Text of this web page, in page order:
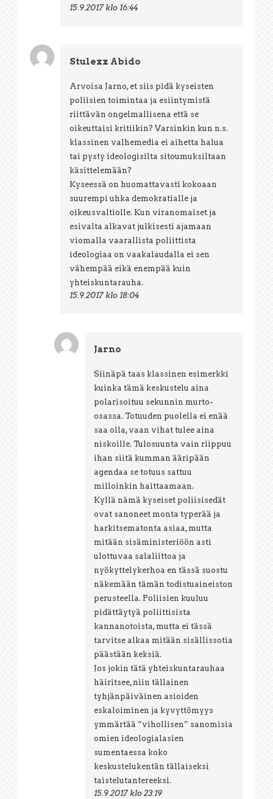
15.9.2017 klo 16:44
Stulexx Abido
Arvoisa Jarno, et siis pidä kyseisten
poliisien toimintaa ja esiintymistä
riittävän ongelmallisena että se
oikeuttaisi kritiikin? Varsinkin kun n.s.
klassinen valhemedia ei aihetta halua
tai pysty ideologisilta sitoumuksiltaan
käsittelemään?
Kyseessä on huomattavasti kokoaan
suurempi uhka demokratialle ja
oikeusvaltiolle. Kun viranomaiset ja
esivalta alkavat julkisesti ajamaan
viomalla vaarallista poliittista
ideologiaa on vaakalaudalla ei sen
vähempää eikä enempää kuin
yhteiskuntarauha.
15.9.2017 klo 18:04
Jarno
Siinäpä taas klassinen esimerkki
kuinka tämä keskustelu aina
polarisoituu sekunnin murto-
osassa. Totuuden puolella ei enää
saa olla, vaan vihat tulee aina
niskoille. Tulosuunta vain riippuu
ihan siitä kumman ääripään
agendaa se totuus sattuu
milloinkin haittaamaan.
Kyllä nämä kyseiset poliisisedät
ovat sanoneet monta typerää ja
harkitsematonta asiaa, mutta
mitään sisäministeriöön asti
ulottuvaa salaliittoa ja
nyökyttelykerhoa en tässä suostu
näkemään tämän todistuaineiston
perusteella. Poliisien kuuluu
pidättäytyä poliittisista
kannanotoista, mutta ei tässä
tarvitse alkaa mitään sisällissotia
päästään keksiä.
Jos jokin tätä yhteiskuntarauhaa
häiritsee, niin tällainen
tyhjänpäiväinen asioiden
eskaloiminen ja kyvyttömyys
ymmärtää “vihollisen” sanomisia
omien ideologialasien
sumentaessa koko
keskustelukentän tällaiseksi
taistelutantereeksi.
15.9.2017 klo 23:19